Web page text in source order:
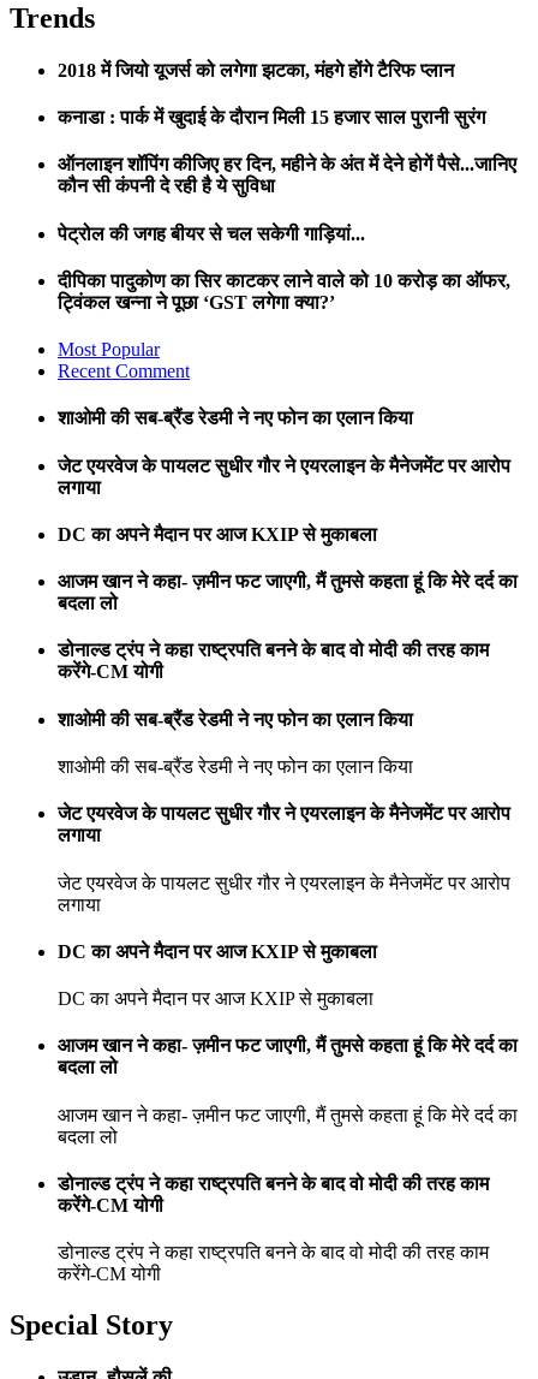
Trends
2018 में जियो यूजर्स को लगेगा झटका, मंहगे होंगे टैरिफ प्लान
कनाडा : पार्क में खुदाई के दौरान मिली 15 हजार साल पुरानी सुरंग
ऑनलाइन शॉपिंग कीजिए हर दिन, महीने के अंत में देने होगें पैसे...जानिए
कौन सी कंपनी दे रही है ये सुविधा
पेट्रोल की जगह बीयर से चल सकेगी गाड़ियां...
दीपिका पादुकोण का सिर काटकर लाने वाले को 10 करोड़ का ऑफर,
ट्विंकल खन्ना ने पूछा ‘GST लगेगा क्या?’
Most Popular
Recent Comment
शाओमी की सब-ब्रैंड रेडमी ने नए फोन का एलान किया
जेट एयरवेज के पायलट सुधीर गौर ने एयरलाइन के मैनेजमेंट पर आरोप
लगाया
DC का अपने मैदान पर आज KXIP से मुकाबला
आजम खान ने कहा- ज़मीन फट जाएगी, मैं तुमसे कहता हूं कि मेरे दर्द का
बदला लो
डोनाल्ड ट्रंप ने कहा राष्ट्रपति बनने के बाद वो मोदी की तरह काम
करेंगे-CM योगी
शाओमी की सब-ब्रैंड रेडमी ने नए फोन का एलान किया
शाओमी की सब-ब्रैंड रेडमी ने नए फोन का एलान किया
जेट एयरवेज के पायलट सुधीर गौर ने एयरलाइन के मैनेजमेंट पर आरोप
लगाया
जेट एयरवेज के पायलट सुधीर गौर ने एयरलाइन के मैनेजमेंट पर आरोप
लगाया
DC का अपने मैदान पर आज KXIP से मुकाबला
DC का अपने मैदान पर आज KXIP से मुकाबला
आजम खान ने कहा- ज़मीन फट जाएगी, मैं तुमसे कहता हूं कि मेरे दर्द का
बदला लो
आजम खान ने कहा- ज़मीन फट जाएगी, मैं तुमसे कहता हूं कि मेरे दर्द का
बदला लो
डोनाल्ड ट्रंप ने कहा राष्ट्रपति बनने के बाद वो मोदी की तरह काम
करेंगे-CM योगी
डोनाल्ड ट्रंप ने कहा राष्ट्रपति बनने के बाद वो मोदी की तरह काम
करेंगे-CM योगी
Special Story